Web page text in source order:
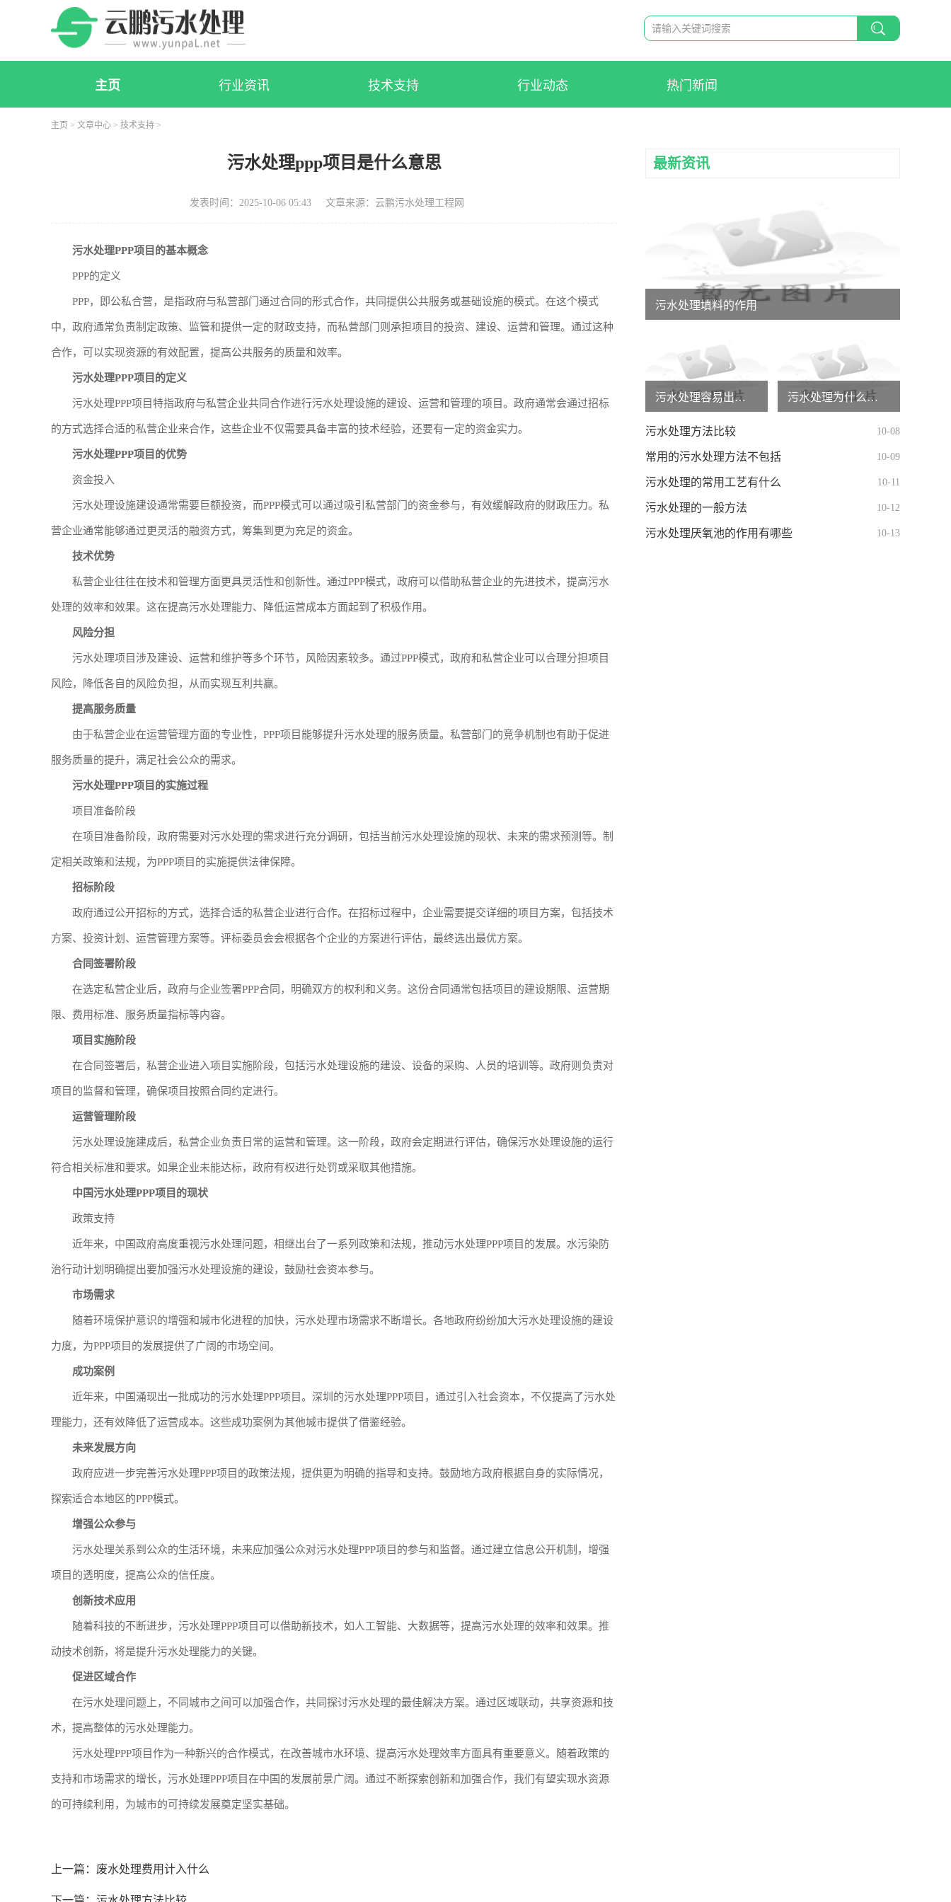
主页 行业资讯 技术支持 行业动态 热门新闻
主页 > 文章中心 > 技术支持 >
污水处理ppp项目是什么意思
发表时间：2025-10-06 05:43 文章来源：云鹏污水处理工程网
污水处理PPP项目的基本概念
PPP的定义
PPP，即公私合营，是指政府与私营部门通过合同的形式合作，共同提供公共服务或基础设施的模式。在这个模式
中，政府通常负责制定政策、监管和提供一定的财政支持，而私营部门则承担项目的投资、建设、运营和管理。通过这种
合作，可以实现资源的有效配置，提高公共服务的质量和效率。
污水处理PPP项目的定义
污水处理PPP项目特指政府与私营企业共同合作进行污水处理设施的建设、运营和管理的项目。政府通常会通过招标
的方式选择合适的私营企业来合作，这些企业不仅需要具备丰富的技术经验，还要有一定的资金实力。
污水处理PPP项目的优势
资金投入
污水处理设施建设通常需要巨额投资，而PPP模式可以通过吸引私营部门的资金参与，有效缓解政府的财政压力。私
营企业通常能够通过更灵活的融资方式，筹集到更为充足的资金。
技术优势
私营企业往往在技术和管理方面更具灵活性和创新性。通过PPP模式，政府可以借助私营企业的先进技术，提高污水
处理的效率和效果。这在提高污水处理能力、降低运营成本方面起到了积极作用。
风险分担
污水处理项目涉及建设、运营和维护等多个环节，风险因素较多。通过PPP模式，政府和私营企业可以合理分担项目
风险，降低各自的风险负担，从而实现互利共赢。
提高服务质量
由于私营企业在运营管理方面的专业性，PPP项目能够提升污水处理的服务质量。私营部门的竞争机制也有助于促进
服务质量的提升，满足社会公众的需求。
污水处理PPP项目的实施过程
项目准备阶段
在项目准备阶段，政府需要对污水处理的需求进行充分调研，包括当前污水处理设施的现状、未来的需求预测等。制
定相关政策和法规，为PPP项目的实施提供法律保障。
招标阶段
政府通过公开招标的方式，选择合适的私营企业进行合作。在招标过程中，企业需要提交详细的项目方案，包括技术
方案、投资计划、运营管理方案等。评标委员会会根据各个企业的方案进行评估，最终选出最优方案。
合同签署阶段
在选定私营企业后，政府与企业签署PPP合同，明确双方的权利和义务。这份合同通常包括项目的建设期限、运营期
限、费用标准、服务质量指标等内容。
项目实施阶段
在合同签署后，私营企业进入项目实施阶段，包括污水处理设施的建设、设备的采购、人员的培训等。政府则负责对
项目的监督和管理，确保项目按照合同约定进行。
运营管理阶段
污水处理设施建成后，私营企业负责日常的运营和管理。这一阶段，政府会定期进行评估，确保污水处理设施的运行
符合相关标准和要求。如果企业未能达标，政府有权进行处罚或采取其他措施。
中国污水处理PPP项目的现状
政策支持
近年来，中国政府高度重视污水处理问题，相继出台了一系列政策和法规，推动污水处理PPP项目的发展。水污染防
治行动计划明确提出要加强污水处理设施的建设，鼓励社会资本参与。
市场需求
随着环境保护意识的增强和城市化进程的加快，污水处理市场需求不断增长。各地政府纷纷加大污水处理设施的建设
力度，为PPP项目的发展提供了广阔的市场空间。
成功案例
近年来，中国涌现出一批成功的污水处理PPP项目。深圳的污水处理PPP项目，通过引入社会资本，不仅提高了污水处
理能力，还有效降低了运营成本。这些成功案例为其他城市提供了借鉴经验。
未来发展方向
政府应进一步完善污水处理PPP项目的政策法规，提供更为明确的指导和支持。鼓励地方政府根据自身的实际情况，
探索适合本地区的PPP模式。
增强公众参与
污水处理关系到公众的生活环境，未来应加强公众对污水处理PPP项目的参与和监督。通过建立信息公开机制，增强
项目的透明度，提高公众的信任度。
创新技术应用
随着科技的不断进步，污水处理PPP项目可以借助新技术，如人工智能、大数据等，提高污水处理的效率和效果。推
动技术创新，将是提升污水处理能力的关键。
促进区域合作
在污水处理问题上，不同城市之间可以加强合作，共同探讨污水处理的最佳解决方案。通过区域联动，共享资源和技
术，提高整体的污水处理能力。
污水处理PPP项目作为一种新兴的合作模式，在改善城市水环境、提高污水处理效率方面具有重要意义。随着政策的
支持和市场需求的增长，污水处理PPP项目在中国的发展前景广阔。通过不断探索创新和加强合作，我们有望实现水资源
的可持续利用，为城市的可持续发展奠定坚实基础。
上一篇： 废水处理费用计入什么
最新资讯
污水处理填料的作用
污水处理容易出现的问题有哪些 污水处理为什么先反硝化再硝化
污水处理方法比较 10-08
常用的污水处理方法不包括 10-09
污水处理的常用工艺有什么 10-11
污水处理的一般方法 10-12
污水处理厌氧池的作用有哪些 10-13